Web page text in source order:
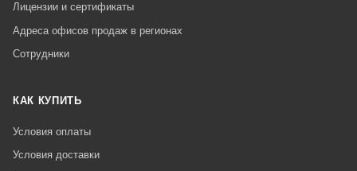
Лицензии и сертификаты
Адреса офисов продаж в регионах
Сотрудники
КАК КУПИТЬ
Условия оплаты
Условия доставки